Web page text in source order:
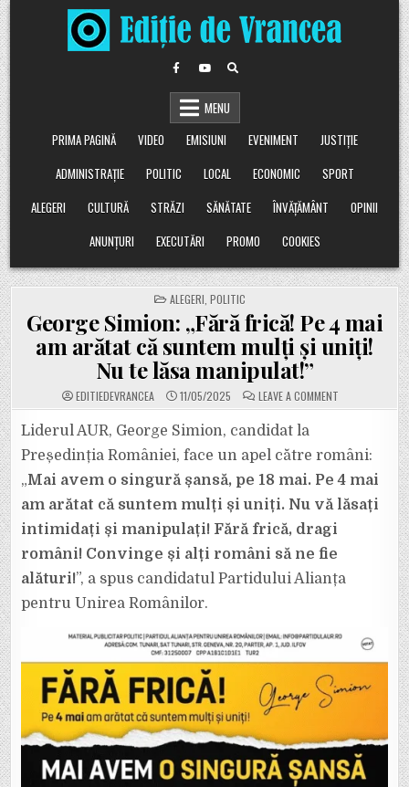
Skip
to
content
MENU
PRIMA PAGINĂ
VIDEO EMISIUNI EVENIMENT
JUSTIȚIE
ADMINISTRAȚIE
POLITIC LOCAL ECONOMIC
SPORT
ALEGERI
CULTURĂ STRĂZI SĂNĂTATE ÎNVĂȚĂMÂNT
OPINII
ANUNȚURI
EXECUTĂRI PROMO COOKIES
POSTED
IN
ALEGERI POLITIC
George Simion: „Fără frică! Pe 4 mai
am arătat că suntem mulți și uniți!
Nu te lăsa manipulat!”
EDITIEDEVRANCEA 11/05/2025 LEAVE A COMMENTON
GEORGE
PE
4
MAI
AM
CĂ
SUNTEM
LĂSA
Liderul AUR, George Simion, candidat la
Președinția României, face un apel către români:
„Mai avem o singură șansă, pe 18 mai. Pe 4 mai
am arătat că suntem mulți și uniți. Nu vă lăsați
intimidați și manipulați! Fără frică, dragi
români! Convinge și alți români să ne fie
alături!”, a spus candidatul Partidului Alianța
pentru Unirea Românilor.